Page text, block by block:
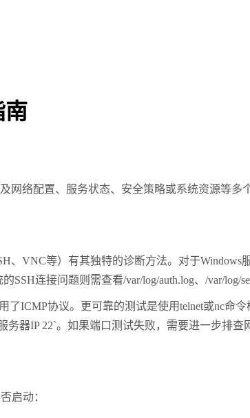
南
络配置、服务状态、安全策略或系统资源等多
、 VNC等）有其独特的诊断方法。对于Windows
的SSH连接问题则需查看/var/log/auth.log、 /var/log/
了ICMP协议。更可靠的测试是使用telnet或nc命令
务器IP 22`。如果端口测试失败，需要进一步排查
启动：